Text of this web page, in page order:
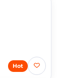
Hot